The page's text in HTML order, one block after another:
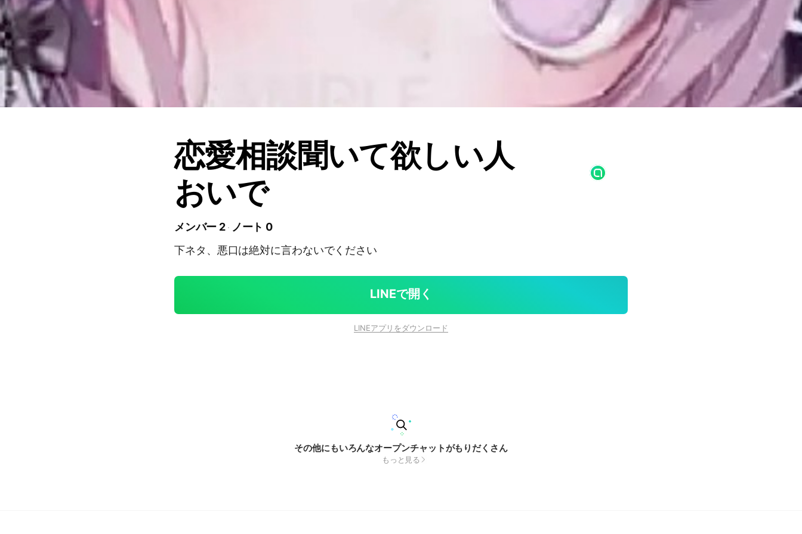
恋愛相談聞いて欲しい人
おいで
メンバー 2
ノート 0
下ネタ、悪口は絶対に言わないでください
LINEで開く
LINEアプリをダウンロード
その他にもいろんなオープンチャットがもりだくさん
もっと見る